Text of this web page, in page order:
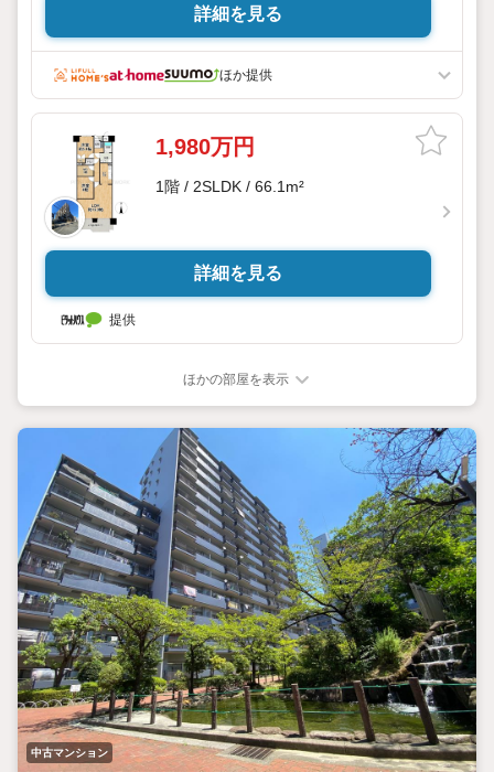
・近鉄南大阪線「河内天美」駅徒歩3分！通勤通学に便利な立
・南向きバルコニーなので、ポカポカとあたたかな光と心地
良い風が入り込みます
・大型複合施設「セブンパーク天美」まで徒歩14分！休日にお
手軽にショッピングが楽しめちゃいます
リフォーム箇所（2025年12月）
浴室/キッチン/洗面所/トイレ/床/壁
ハウスフリーダムは【東証スタンダード上場企業】です！
松原店はキッズスペース・ベビールーム・大型駐車場完備！
お仕事帰りや、お子さま連れも大歓迎です！
「見るだけ・聞くだけ」OK！
不動産購入やご売却、住宅ローンのご相談など なんでもお気
軽にご相談ください
・*・・*・・*・・*・・*・・*・
詳細を見る
ほか提供
1,980万円
1階 / 2SLDK / 66.1m²
詳細を見る
提供
ほかの部屋を表示
中古マンション